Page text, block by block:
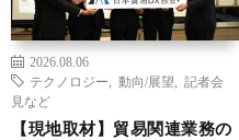
2026.08.06
テクノロジー
動向/展望
記者会
見など
【現地取材】貿易関連業務の